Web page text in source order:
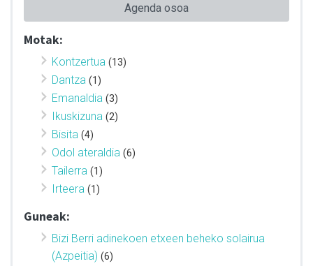
Agenda osoa
Motak:
Kontzertua (13)
Dantza (1)
Emanaldia (3)
Ikuskizuna (2)
Bisita (4)
Odol ateraldia (6)
Tailerra (1)
Irteera (1)
Guneak:
Bizi Berri adinekoen etxeen beheko solairua
(Azpeitia) (6)